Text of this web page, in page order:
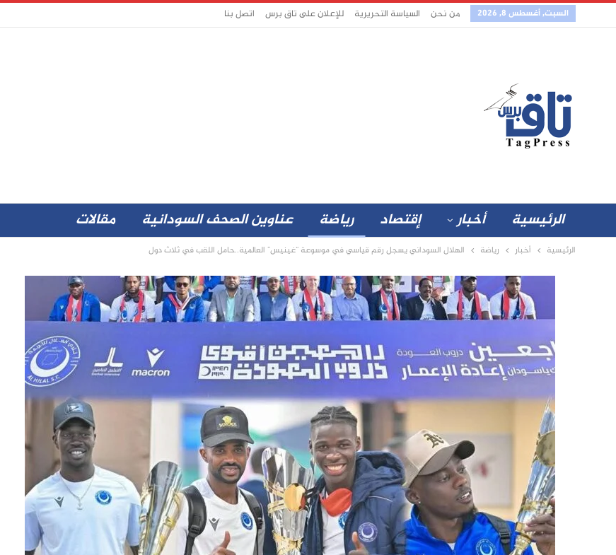
السبت, أغسطس 8, 2026 من نحن السياسة التحريرية للإعلان على تاق برس اتصل بنا
الرئيسية أخبار إقتصاد رياضة عناوين الصحف السودانية مقالات
الرئيسية أخبار رياضة الهلال السوداني يسجل رقم قياسي في موسوعة “غينيس” العالمية..حامل اللقب في ثلاث دول